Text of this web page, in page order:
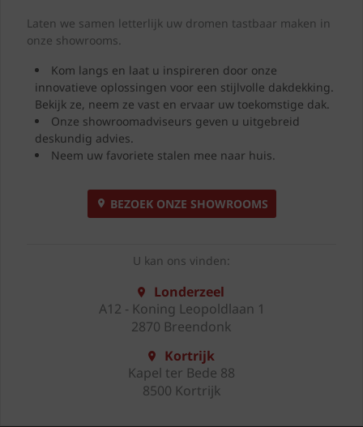
Laten we samen letterlijk uw dromen tastbaar maken in
onze showrooms.
Kom langs en laat u inspireren door onze
innovatieve oplossingen voor een stijlvolle dakdekking.
Bekijk ze, neem ze vast en ervaar uw toekomstige dak.
Onze showroomadviseurs geven u uitgebreid
deskundig advies.
Neem uw favoriete stalen mee naar huis.
BEZOEK ONZE SHOWROOMS
U kan ons vinden:
Londerzeel
A12 - Koning Leopoldlaan 1
2870 Breendonk
Kortrijk
Kapel ter Bede 88
8500 Kortrijk